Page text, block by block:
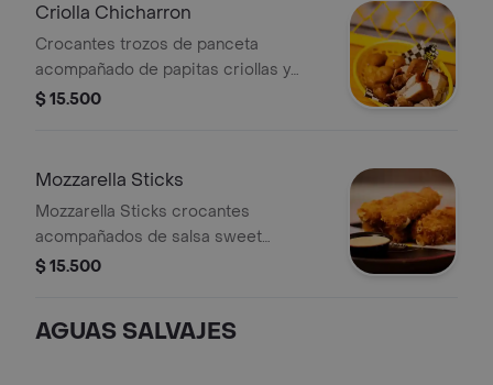
Criolla Chicharron
Crocantes trozos de panceta
acompañado de papitas criollas y
salsa de la casa
$ 15.500
Mozzarella Sticks
Mozzarella Sticks crocantes
acompañados de salsa sweet
jalapeño.
$ 15.500
AGUAS SALVAJES